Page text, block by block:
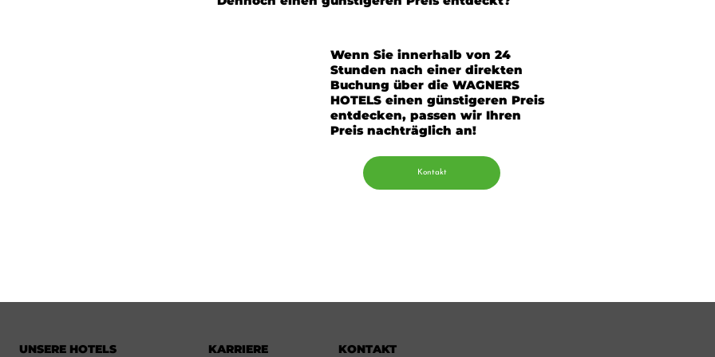
Wenn Sie innerhalb von 24
Stunden nach einer direkten
Buchung über die WAGNERS
HOTELS einen günstigeren Preis
entdecken, passen wir Ihren
Preis nachträglich an!
Kontakt
KARRIERE
UNSERE HOTELS KONTAKT